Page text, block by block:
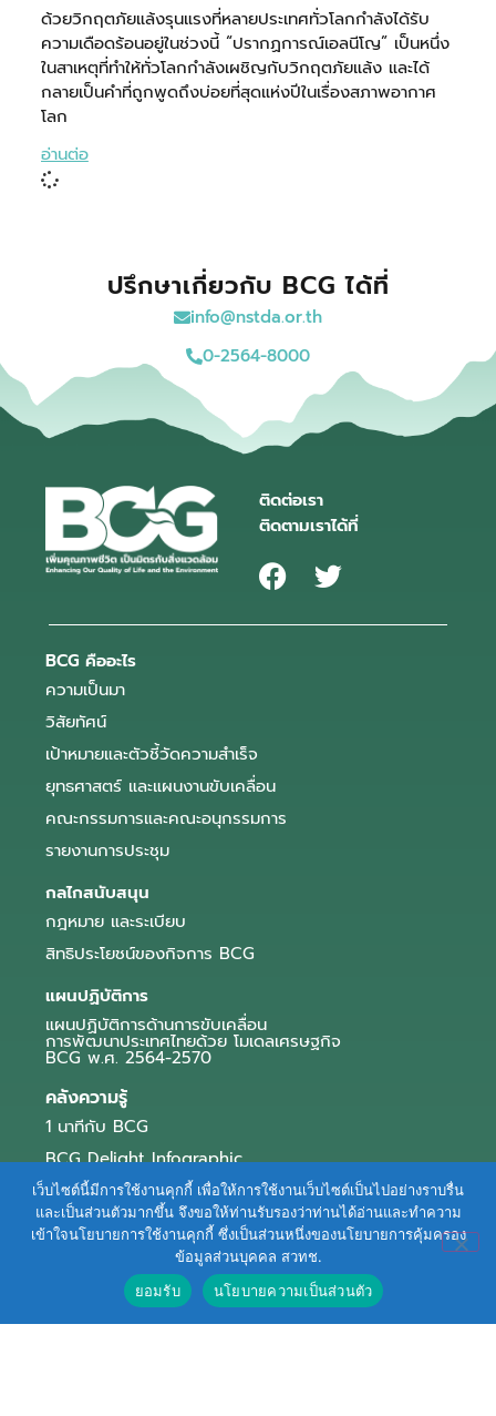
ด้วยวิกฤตภัยแล้งรุนแรงที่หลายประเทศทั่วโลกกำลังได้รับ
ความเดือดร้อนอยู่ในช่วงนี้ “ปรากฏการณ์เอลนีโญ” เป็นหนึ่ง
ในสาเหตุที่ทำให้ทั่วโลกกำลังเผชิญกับวิกฤตภัยแล้ง และได้
กลายเป็นคำที่ถูกพูดถึงบ่อยที่สุดแห่งปีในเรื่องสภาพอากาศ
โลก
อ่านต่อ
ปรึกษาเกี่ยวกับ BCG ได้ที่
info@nstda.or.th
0-2564-8000
ติดต่อเรา
ติดตามเราได้ที่
BCG คืออะไร
ความเป็นมา
วิสัยทัศน์
เป้าหมายและตัวชี้วัดความสำเร็จ
ยุทธศาสตร์ และแผนงานขับเคลื่อน
คณะกรรมการและคณะอนุกรรมการ
รายงานการประชุม
กลไกสนับสนุน
กฎหมาย และระเบียบ
สิทธิประโยชน์ของกิจการ BCG
แผนปฏิบัติการ
แผนปฏิบัติการด้านการขับเคลื่อน
การพัฒนาประเทศไทยด้วย โมเดลเศรษฐกิจ
BCG พ.ศ. 2564-2570
คลังความรู้
1 นาทีกับ BCG
BCG Delight Infographic
สื่อประชาสัมพันธ์
e-Book Series
ตัวอย่างธุรกิจ BCG
ข่าวและบทความ
เว็บไซต์นี้มีการใช้งานคุกกี้ เพื่อให้การใช้งานเว็บไซต์เป็นไปอย่างราบรื่น
และเป็นส่วนตัวมากขึ้น จึงขอให้ท่านรับรองว่าท่านได้อ่านและทำความ
เข้าใจนโยบายการใช้งานคุกกี้ ซึ่งเป็นส่วนหนึ่งของนโยบายการคุ้มครอง
ข้อมูลส่วนบุคคล สวทช.
ยอมรับ
นโยบายความเป็นส่วนตัว